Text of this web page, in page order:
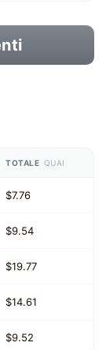
TOTALE QUAI
$7.76
$9.54
$19.77
$14.61
$9.52